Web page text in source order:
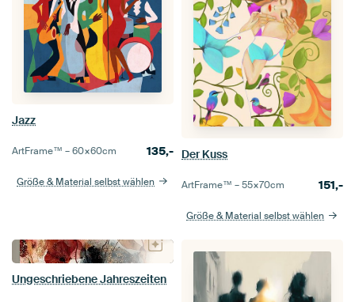
Jazz
ArtFrame™ –60×60cm 135,-
Größe & Material selbst wählen
Der Kuss
ArtFrame™ –55×70cm 151,-
Größe & Material selbst wählen
Ungeschriebene Jahreszeiten